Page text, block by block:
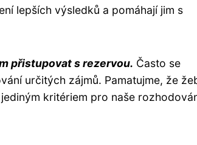
lepších výsledků a pomáhají jim s
přistupovat s rezervou. Často se
určitých zájmů. Pamatujme, že
kritériem pro naše